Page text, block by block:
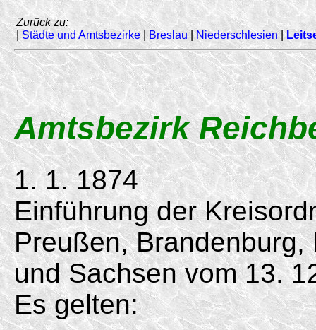
Zurück zu:
| Städte und Amtsbezirke|Breslau|Niederschlesien|
Amtsbezirk
1. 1. 1874
Einführung der
Preußen,
und Sachsen vom13.
Es gelten: